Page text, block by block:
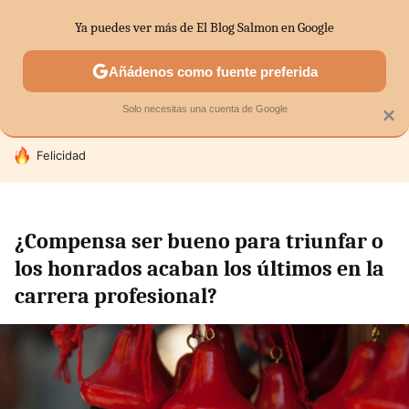
SECTORES ECONOMÍA DOMÉSTICA MERCADOS
HOY SE HABLA DE
Felicidad
¿Compensa ser bueno para triunfar o
los honrados acaban los últimos en la
carrera profesional?
×
Ya puedes ver más de El Blog Salmon en Google
Añádenos como fuente preferida
Solo necesitas una cuenta de Google